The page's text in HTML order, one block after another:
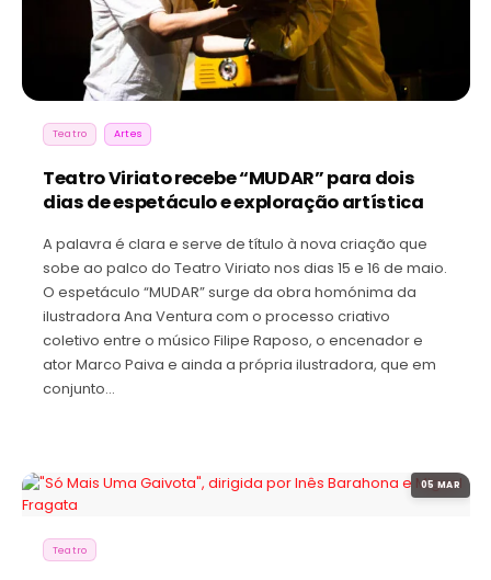
Teatro Artes
Teatro Viriato recebe “MUDAR” para dois
dias de espetáculo e exploração artística
A palavra é clara e serve de título à nova criação que
sobe ao palco do Teatro Viriato nos dias 15 e 16 de maio.
O espetáculo “MUDAR” surge da obra homónima da
ilustradora Ana Ventura com o processo criativo
coletivo entre o músico Filipe Raposo, o encenador e
ator Marco Paiva e ainda a própria ilustradora, que em
conjunto…
05 MAR
Teatro